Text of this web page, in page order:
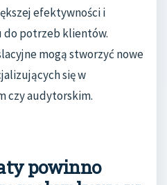
efektywności i
do potrzeb klientów.
mogą stworzyć nowe
się w
czy audytorskim.
powinno